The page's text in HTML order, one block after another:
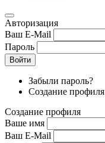
Авторизация
Ваш E-Mail
Пароль
Войти
Забыли пароль?
Создание профиля
Создание профиля
Ваше имя
Ваш E-Mail